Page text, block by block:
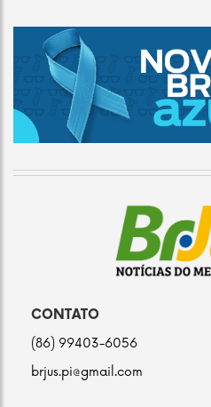
CONTATO
(86) 99403-6056
brjus.pi@gmail.com